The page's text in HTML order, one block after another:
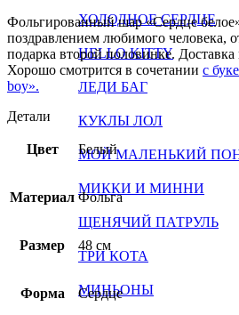
ХОЛОДНОЕ СЕРДЦЕ
HELLO KITTY
ЛЕДИ БАГ
КУКЛЫ ЛОЛ
МОЙ МАЛЕНЬКИЙ
МИККИ И МИННИ
ЩЕНЯЧИЙ ПАТРУЛЬ
ТРИ КОТА
МИНЬОНЫ
Фольгированный шар «Сердце
поздравлением любимого человека,
подарка второй половинке.
Хорошо смотрится в сочетании с
boy».
Детали
Цвет Белый
Материал Фольга
Размер 48 см
Форма Сердце